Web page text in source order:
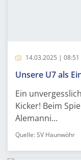
14.03.2025 |
Unsere U7 als
Ein
Kicker! Beim
Alemanni...
Quelle: SV Haunwöhr